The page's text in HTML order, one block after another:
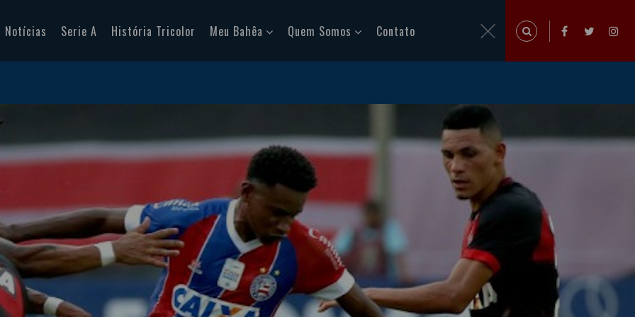
Notícias Serie A História Tricolor Meu Bahêa Quem Somos Contato